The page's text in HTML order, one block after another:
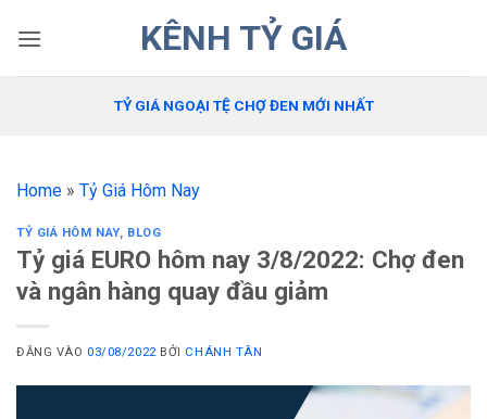
qua
KÊNH TỶ GIÁ
TỶ GIÁ NGOẠI TỆ CHỢ ĐEN MỚI NHẤT
Home » Tỷ Giá Hôm Nay
TỶ GIÁ HÔM NAY, BLOG
Tỷ giá EURO hôm nay 3/8/2022: Chợ đen
và ngân hàng quay đầu giảm
ĐĂNG VÀO 03/08/2022 BỞI CHÁNH TÂN